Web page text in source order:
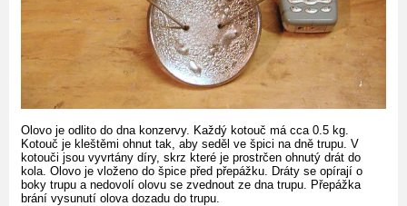
Olovo je odlito do dna konzervy. Každý kotouč má cca 0.5 kg.
Kotouč je kleštěmi ohnut tak, aby seděl ve špici na dně trupu. V
kotouči jsou vyvrtány díry, skrz které je prostrčen ohnutý drát do
kola. Olovo je vloženo do špice před přepážku. Dráty se opírají o
boky trupu a nedovolí olovu se zvednout ze dna trupu. Přepážka
brání vysunutí olova dozadu do trupu.